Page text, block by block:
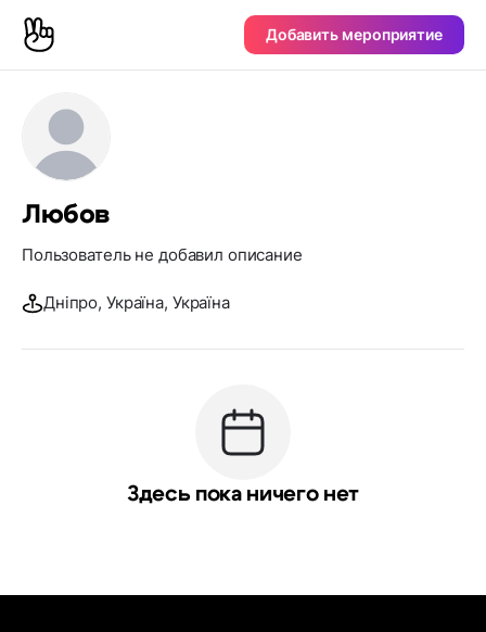
Добавить мероприятие
Любов
Пользователь не добавил описание
Дніпро, Україна, Україна
Здесь пока ничего нет